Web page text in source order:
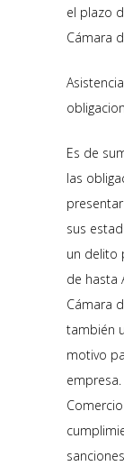
el plazo
Cámara
Es de
las
sus
un delito
de hasta
Cámara
también
motivo